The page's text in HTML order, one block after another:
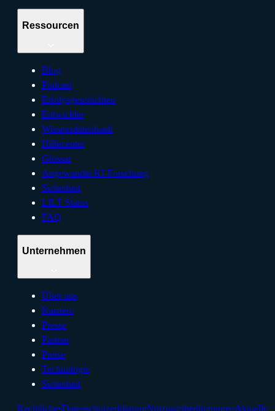
Ressourcen
Blog
Podcast
Erfolgsgeschichten
Entwickler
Wissensdatenbank
Hilfecenter
Glossar
Angewandte KI-Forschung
Sicherheit
LILT Status
FAQ
Unternehmen
Über uns
Karriere
Presse
Partner
Preise
Technologie
Sicherheit
RechtlichesDatenschutzerklärungNutzungsbedingungenAktuelle